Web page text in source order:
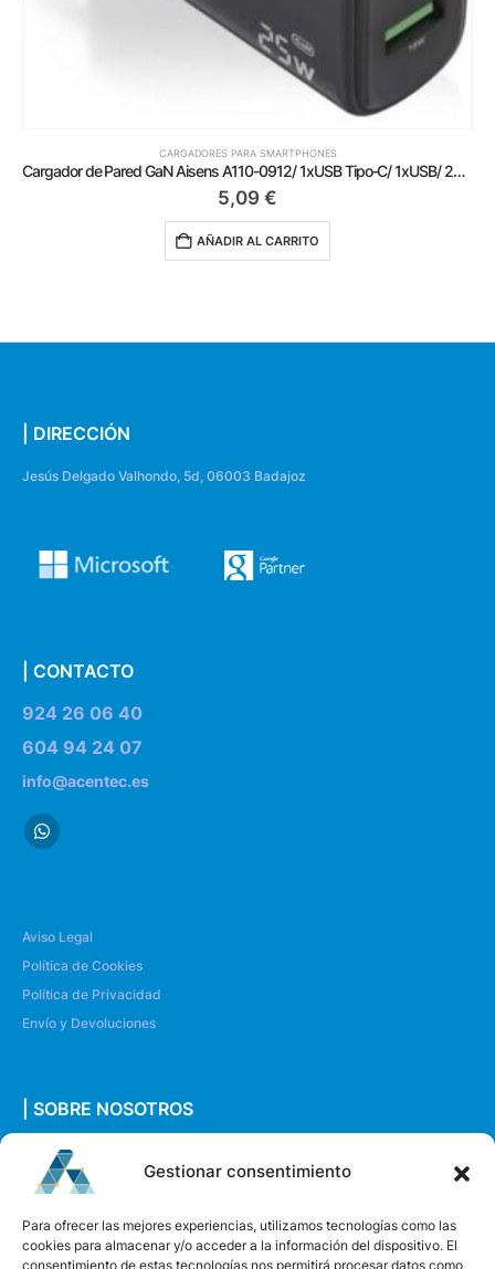
Gestionar consentimiento
Para ofrecer las mejores experiencias, utilizamos tecnologías como las
cookies para almacenar y/o acceder a la información del dispositivo. El
consentimiento de estas tecnologías nos permitirá procesar datos como
CARGADORES PARA SMARTPHONES
Cargador de Pared GaN Aisens A110-0912/ 1xUSB Tipo-C/ 1xUSB/ 25W/ Negro
5,09 €
AÑADIR AL CARRITO
| DIRECCIÓN
Jesús Delgado Valhondo, 5d, 06003 Badajoz
| CONTACTO
924 26 06 40
604 94 24 07
info@acentec.es
Aviso Legal
Política de Cookies
Política de Privacidad
Envío y Devoluciones
| SOBRE NOSOTROS
Quiénes somos
Envíanos un mensaje